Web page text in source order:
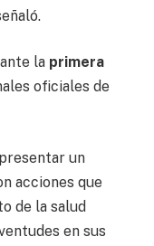
la primera
oficiales de
un
acciones que
de la salud
en sus